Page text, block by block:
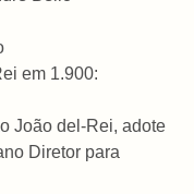
em 1.900:
João del-Rei, adote
Diretor para